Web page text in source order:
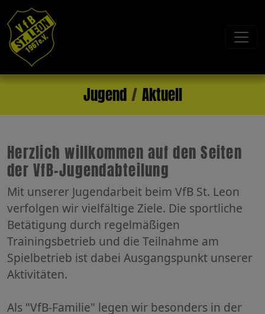
Jugend Aktuell
Herzlich willkommen auf den Seiten
der VfB-Jugendabteilung
Mit unserer Jugendarbeit beim VfB St. Leon
verfolgen wir vielfältige Ziele. Die sportliche
Betätigung durch regelmäßigen
Trainingsbetrieb und die Teilnahme am
Spielbetrieb ist dabei Ausgangspunkt unserer
Aktivitäten.
Als "VfB-Familie" legen wir besonders in der